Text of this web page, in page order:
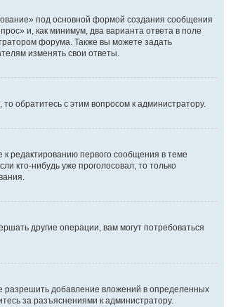
под основной формой создания сообщения
и, как минимум, два варианта ответа в поле
форума. Также вы можете задать
изменять свои ответы.
обратитесь с этим вопросом к администратору.
к редактированию первого сообщения в теме
кто-нибудь уже проголосовал, то только
другие операции, вам могут потребоваться
разрешить добавление вложений в определенных
за разъяснениями к администратору.